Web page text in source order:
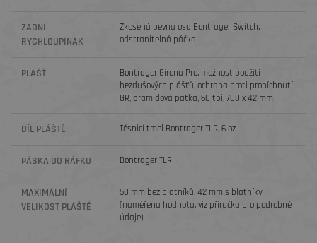
ZADNÍ
RYCHLOUPÍNÁK
Zkosená pevná osa Bontrager Switch,
odstranitelná páčka
PLÁŠŤ
Bontrager Girona Pro, možnost použití
bezdušových plášťů, ochrana proti propíchnutí
GR, aramidová patka, 60 tpi, 700 x 42 mm
DÍL PLÁŠTĚ Těsnicí tmel Bontrager TLR, 6 oz
PÁSKA DO RÁFKU Bontrager TLR
MAXIMÁLNÍ
VELIKOST PLÁŠTĚ
50 mm bez blatníků, 42 mm s blatníky
(naměřená hodnota, viz příručka pro podrobné
údaje)